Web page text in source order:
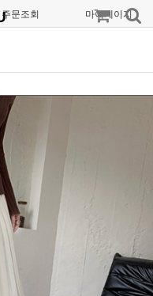
주문조회 마이페이지